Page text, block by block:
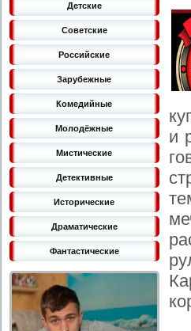
Детские
Советские
Российские
Зарубежные
Комедийные
Молодёжные
Мистические
Детективные
Исторические
Драматические
Фантастические
и